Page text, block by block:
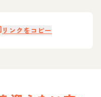
リンクをコピー